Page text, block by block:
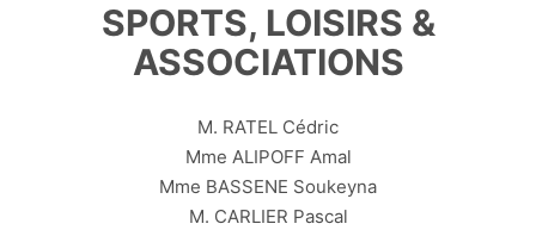
SPORTS, LOISIRS &
ASSOCIATIONS
M. RATEL Cédric
Mme ALIPOFF Amal
Mme BASSENE Soukeyna
M. CARLIER Pascal